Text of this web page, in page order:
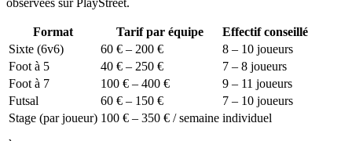
observées sur PlayStreet.
Format Tarif par équipe
Effectif conseillé
Sixte (6v6)
60 € – 200 €
8 – 10 joueurs
Foot à 5
40 € – 250 €
7 – 8 joueurs
Foot à 7
100 € – 400 €
9 – 11 joueurs
Futsal
60 € – 150 €
7 – 10 joueurs
Stage (par joueur) 100 € – 350 € / semaine individuel